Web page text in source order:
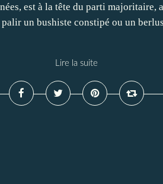
est à la tête du parti majoritaire,
un bushiste constipé ou un
Lire la suite